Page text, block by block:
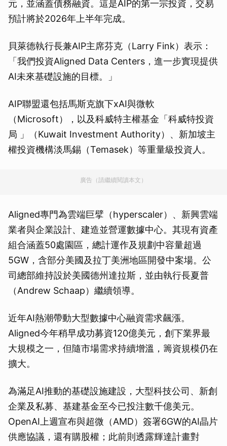
元，並涵蓋債務融資。這是AIP的第一宗投資，交易
預計將於2026年上半年完成。
貝萊德執行長兼AIP主席芬克（Larry Fink）表示：
「我們投資Aligned Data Centers，進一步實現提供
AI未來基礎設施的目標。」
AIP聯盟還包括馬斯克旗下xAI與微軟
（Microsoft），以及科威特主權基金「科威特投資
局 」（Kuwait Investment Authority）、新加坡主
權投資機構淡馬錫（Temasek）等重量級投資人。
廣告（請繼續閱讀本文）
Aligned專門為雲端巨擘（hyperscaler）、新興雲端
業者與企業設計、建造並營運數據中心。其現有資產
組合涵蓋50處園區，總計運作及規劃中容量超過
5GW，含部分美國及拉丁美洲地區開發中案場。公
司總部維持設於美國德州達拉斯，並由執行長夏普
（Andrew Schaap）繼續領導。
近年AI熱潮帶動大型數據中心融資需求飆漲。
Aligned今年稍早成功募資120億美元，創下業界最
大規模之一，但隨市場需求持續增溫，籌資規模仍在
擴大。
為滿足AI推動的基礎設施建設，大型科技公司、新創
企業及私募、基建基金至今已投注數千億美元。
OpenAI上週宣布與超微（AMD）簽署6GW的AI晶片
供應協議，還有購股權；此前則透露輝達計畫對